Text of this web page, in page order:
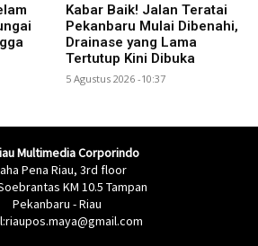
Kabar Baik! Jalan Teratai
Pekanbaru Mulai Dibenahi,
Drainase yang Lama
Tertutup Kini Dibuka
5 Agustus 2026 -10:37
Multimedia Corporindo
Pena Riau, 3rd floor
KM 10.5 Tampan
Pekanbaru - Riau